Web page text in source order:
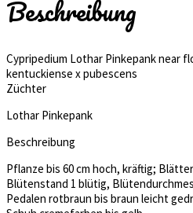
Beschreibung
Cypripedium Lothar Pinkepank near
kentuckiense x pubescens
Züchter
Lothar Pinkepank
Beschreibung
Pflanze bis 60 cm hoch, kräftig;
Blütenstand 1 blütig,
Pedalen rotbraun bis braun leicht